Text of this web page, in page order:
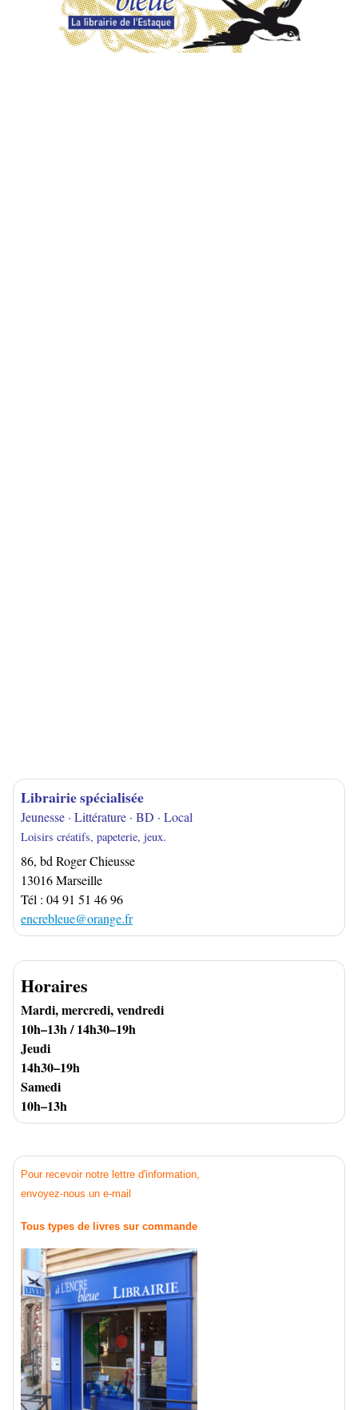
Librairie spécialisée
Jeunesse · Littérature · BD · Local
Loisirs créatifs, papeterie, jeux.
86, bd Roger Chieusse
13016 Marseille
Tél : 04 91 51 46 96
encrebleue@orange.fr
Horaires
Mardi, mercredi, vendredi
10h–13h / 14h30–19h
Jeudi
14h30–19h
Samedi
10h–13h
Pour recevoir notre lettre d'information,
envoyez-nous un e-mail
Tous types de livres sur commande